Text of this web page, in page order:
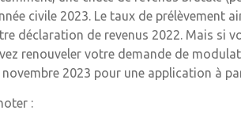
civile 2023. Le taux de prélèvement
déclaration de revenus 2022. Mais si
renouveler votre demande de
novembre 2023 pour une application à
: